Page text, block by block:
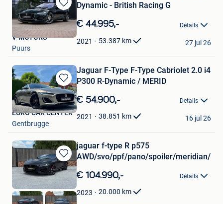
Bewaren
in
Mijn
Favorieten
Dynamic - British Racing G
€ 44.995,- Details
2021 53.387 km
V-MOTORS
Puurs
27 jul 26
Bewaren
in
Mijn
Favorieten
Jaguar F-Type F-Type Cabriolet 2.0 i4
P300 R-Dynamic / MERID
€ 54.900,- Details
2021 38.851 km
EURO CAR CENTER
Gentbrugge
16 jul 26
Bewaren
in
Mijn
Favorieten
jaguar f-type R p575
AWD/svo/ppf/pano/spoiler/meridian/
€ 104.990,- Details
2023 20.000 km